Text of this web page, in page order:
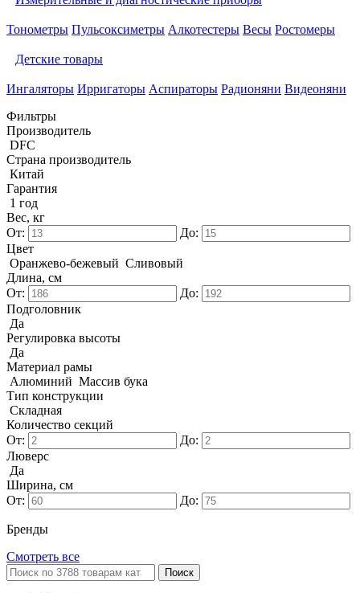
Тонометры Пульсоксиметры Алкотестеры Весы Ростомеры
Детские товары
Ингаляторы Ирригаторы Аспираторы Радионяни Видеоняни
Фильтры
Производитель
DFC
Страна производитель
Китай
Гарантия
1 год
Вес, кг
От:
До:
Цвет
Оранжево-бежевый Сливовый
Длина, см
От:
До:
Подголовник
Да
Регулировка высоты
Да
Материал рамы
Алюминий Массив бука
Тип конструкции
Складная
Количество секций
От:
До:
Люверс
Да
Ширина, см
От:
До:
Бренды
Смотреть все
Поиск